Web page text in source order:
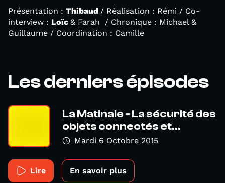
Présentation : Thibaud / Réalisation : Rémi / Co-
interview : Loïc & Farah / Chronique : Michael &
Guillaume / Coordination : Camille
Les derniers épisodes
La Matinale - La sécurité des
objets connectés et...
Mardi 6 Octobre 2015
Lire En savoir plus